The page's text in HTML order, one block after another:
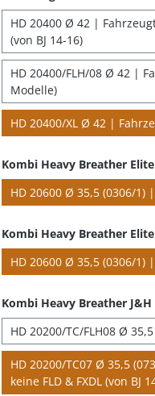
HD 20400 Ø 42 |
(von BJ 14-16)
HD 20400/FLH/08 Ø 42 |
Modelle)
HD 20400/XL Ø 42 |
Kombi Heavy Breather Elite
HD 20600 Ø 35,5 (0306/1)
Kombi Heavy Breather Elite
HD 20600 Ø 35,5 (0306/1)
Kombi Heavy Breather J&H
HD 20200/TC/FLH08 Ø
HD 20200/TC07 Ø 35,5
keine FLD & FXDL (von BJ